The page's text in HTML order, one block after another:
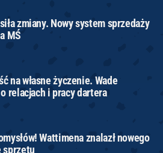
zmiany. Nowy system sprzedaży
MŚ
na własne życzenie. Wade
relacjach i pracy dartera
Wattimena znalazł nowego
sprzętu